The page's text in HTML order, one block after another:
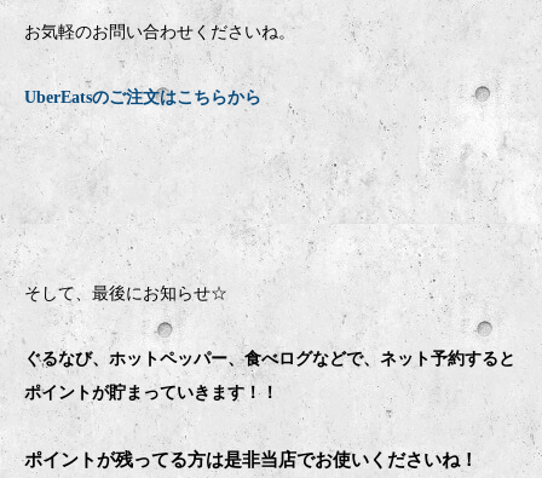
お気軽のお問い合わせくださいね。
UberEatsのご注文はこちらから
そして、最後にお知らせ☆
ぐるなび、ホットペッパー、食べログなどで、ネット予約すると
ポイントが貯まっていきます！！
ポイントが残ってる方は是非当店でお使いくださいね！